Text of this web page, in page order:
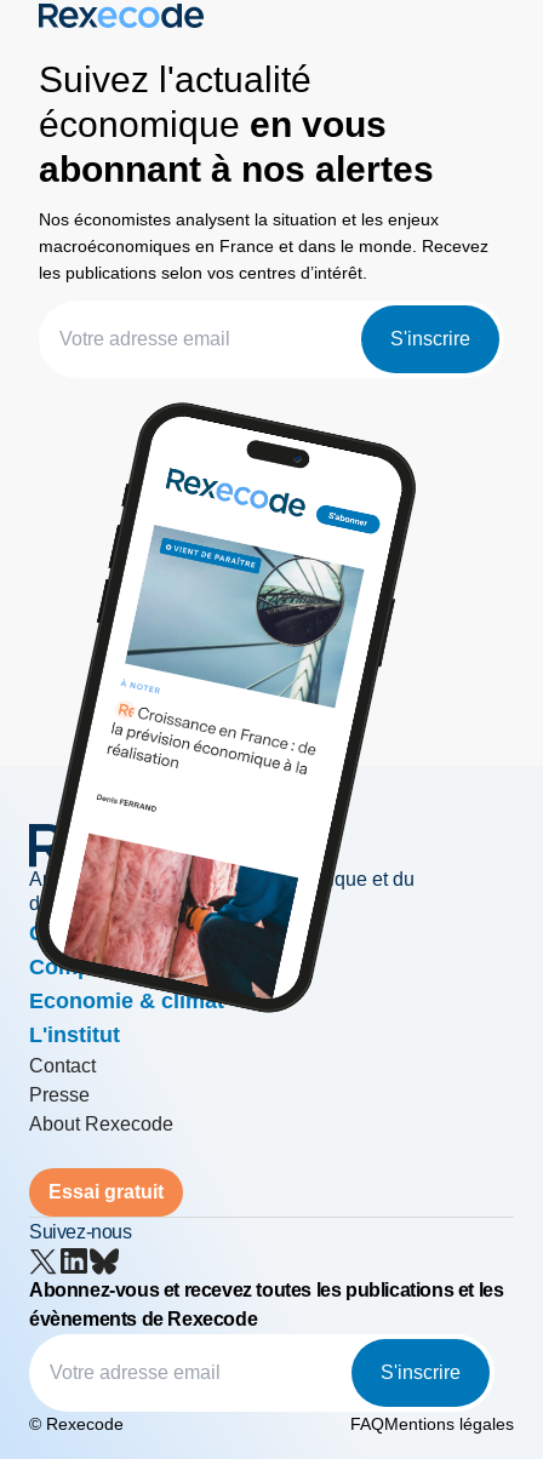
Suivez l'actualité
économique en vous
abonnant à nos alertes
Nos économistes analysent la situation et les enjeux
macroéconomiques en France et dans le monde. Recevez
les publications selon vos centres d’intérêt.
S'inscrire
Au service de l'information économique et du
développement des entreprises
Conjoncture & prévisions
Compétitivité & croissance
Economie & climat
L'institut
Contact
Presse
About Rexecode
Essai gratuit
Suivez-nous
Abonnez-vous et recevez toutes les publications et les
évènements de Rexecode
S'inscrire
© Rexecode FAQMentions légales